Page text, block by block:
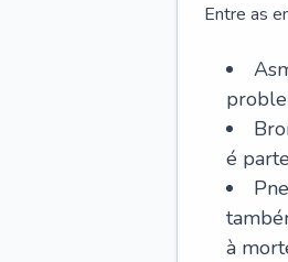
Entre as
é
à